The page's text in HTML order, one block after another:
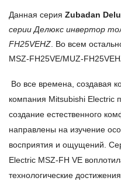
Данная серия Zubadan
серии Делюкс инвертор
FH25VEHZ . Во всем
MSZ-FH25VE/MUZ-
Во все времена, создавая
компания Mitsubishi Electric
создание естественного
направлены на изучение
восприятия и ощущений.
Electric MSZ-FH VE
технологические